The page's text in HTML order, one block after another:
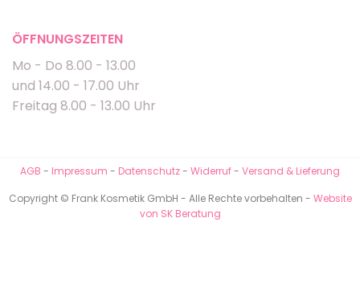
ÖFFNUNGSZEITEN
Mo - Do 8.00 - 13.00
und 14.00 - 17.00 Uhr
Freitag 8.00 - 13.00 Uhr
AGB - Impressum - Datenschutz- Widerruf- Versand & Lieferung
Copyright © Frank Kosmetik GmbH - Alle Rechte vorbehalten - Website
von SK Beratung